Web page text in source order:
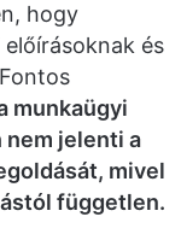
hogy
és
munkaügyi
nem jelenti a
mivel
független.